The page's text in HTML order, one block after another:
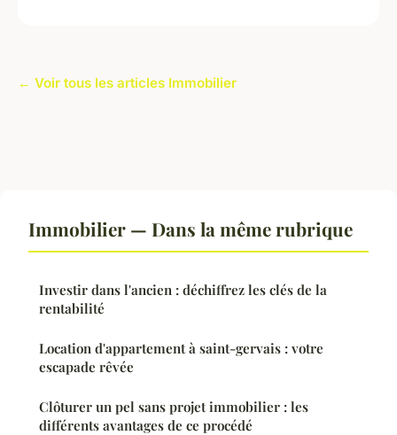
← Voir tous les articles Immobilier
Immobilier — Dans la même rubrique
Investir dans l'ancien : déchiffrez les clés de la
rentabilité
Location d'appartement à saint-gervais : votre
escapade rêvée
Clôturer un pel sans projet immobilier : les
différents avantages de ce procédé